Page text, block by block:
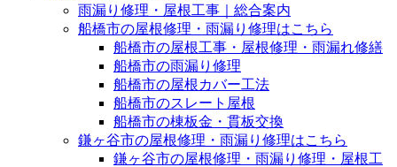
雨漏り修理・屋根工事｜総合案内
船橋市の屋根修理・雨漏り修理はこちら
船橋市の屋根工事・屋根修理・雨漏れ修繕
船橋市の雨漏り修理
船橋市の屋根カバー工法
船橋市のスレート屋根
船橋市の棟板金・貫板交換
鎌ヶ谷市の屋根修理・雨漏り修理はこちら
鎌ヶ谷市の屋根修理・雨漏り修理・屋根工